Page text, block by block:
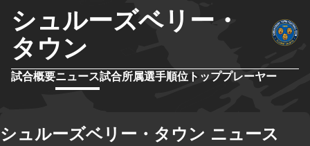
シュルーズベリー・
タウン
試合概要ニュース試合所属選手順位 トッププレーヤー
シュルーズベリー・タウン ニュース